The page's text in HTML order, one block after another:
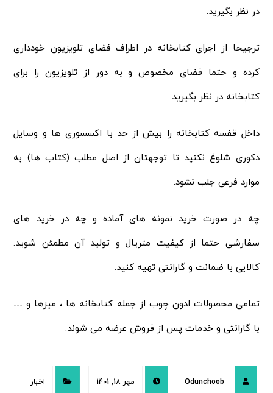
در نظر بگیرید.
ترجیحا از اجرای کتابخانه در اطراف فضای تلویزیون خودداری
کرده و حتما فضای مخصوص و به دور از تلویزیون را برای
کتابخانه در نظر بگیرید.
داخل قفسه کتابخانه را بیش از حد با اکسسوری ها و وسایل
دکوری شلوغ نکنید تا توجهتان از اصل مطلب (کتاب ها) به
موارد فرعی جلب نشود.
چه در صورت خرید نمونه های آماده و چه در خرید های
سفارشی حتما از کیفیت متریال و تولید آن مطمئن شوید.
کالایی با ضمانت و گارانتی تهیه کنید.
تمامی محصولات ادون چوب از جمله کتابخانه ها ، میزها و …
با گارانتی و خدمات پس از فروش عرضه می شوند.
Odunchoob مهر 18, 1401 اخبار